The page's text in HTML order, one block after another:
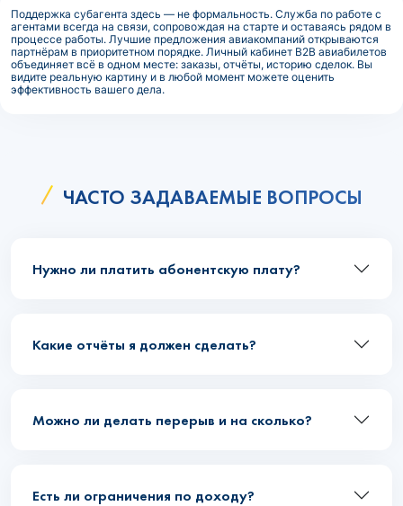
Поддержка субагента здесь — не формальность. Служба по работе с
агентами всегда на связи, сопровождая на старте и оставаясь рядом в
процессе работы. Лучшие предложения авиакомпаний открываются
партнёрам в приоритетном порядке. Личный кабинет B2B авиабилетов
объединяет всё в одном месте: заказы, отчёты, историю сделок. Вы
видите реальную картину и в любой момент можете оценить
эффективность вашего дела.
ЧАСТО ЗАДАВАЕМЫЕ ВОПРОСЫ
Нужно ли платить абонентскую плату?
Какие отчёты я должен сделать?
Можно ли делать перерыв и на сколько?
Есть ли ограничения по доходу?